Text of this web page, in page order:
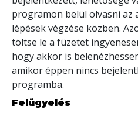
programon belül olvasni az
lépések végzése közben.
töltse le a füzetet
hogy akkor is
amikor éppen nincs
programba.
Felügyelés